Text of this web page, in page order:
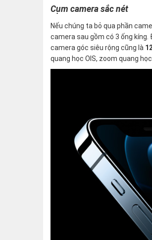
Cụm camera sắc nét
Nếu chúng ta bỏ qua phần
camera sau gồm có 3 ống
camera góc siêu rộng cũng là
quang học OIS, zoom quang